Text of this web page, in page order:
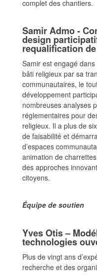
complet des chantiers.
Samir Admo -
design
requalification
Samir est engagé
bâti religieux par sa
communautaires, le
développement
nombreuses analyses
réglementaires pour
religieux. Il a plus de
de faisabilité et
d’espaces
animation de
des approches
citoyens.
Équipe de soutien
Yves Otis –
technologies
Plus de vingt ans
recherche et des